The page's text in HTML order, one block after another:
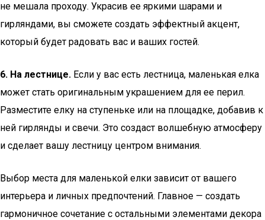
не мешала проходу. Украсив ее яркими шарами и
гирляндами, вы сможете создать эффектный акцент,
который будет радовать вас и ваших гостей.
6. На лестнице. Если у вас есть лестница, маленькая елка
может стать оригинальным украшением для ее перил.
Разместите елку на ступеньке или на площадке, добавив к
ней гирлянды и свечи. Это создаст волшебную атмосферу
и сделает вашу лестницу центром внимания.
Выбор места для маленькой елки зависит от вашего
интерьера и личных предпочтений. Главное — создать
гармоничное сочетание с остальными элементами декора